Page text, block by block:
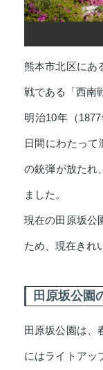
熊本市北区にあ
戦である「西南
明治10年（
日間にわたって
の銃弾が放たれ
ました。
現在の田原坂公
ため、現在きれ
田原坂公園
田原坂公園は、
にはライトアッ